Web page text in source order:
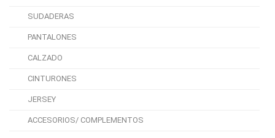
SUDADERAS
PANTALONES
CALZADO
CINTURONES
JERSEY
ACCESORIOS/ COMPLEMENTOS